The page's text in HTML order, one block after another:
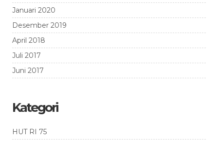
Januari 2020
Desember 2019
April 2018
Juli 2017
Juni 2017
Kategori
HUT RI 75